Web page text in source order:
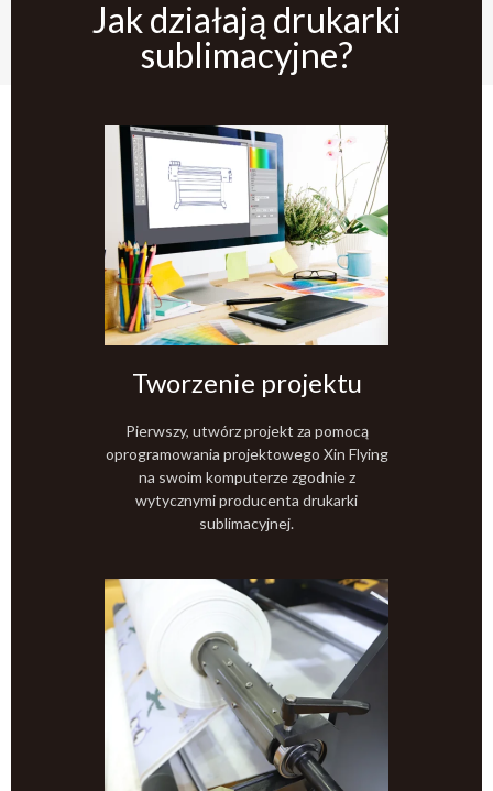
Jak działają drukarki
sublimacyjne?
Tworzenie projektu
Pierwszy, utwórz projekt za pomocą
oprogramowania projektowego Xin Flying
na swoim komputerze zgodnie z
wytycznymi producenta drukarki
sublimacyjnej.